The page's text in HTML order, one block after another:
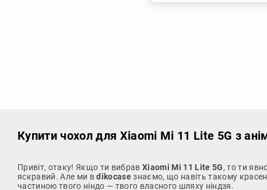
Купити чохол для Xiaomi Mi 11 Lite 5G з
Привіт, отаку! Якщо ти вибрав Xiaomi Mi 11 Lite 5G, то ти
яскравий. Але ми вdikocaseзнаємо, що навіть такому
частиною твого ніндо — твого власного шляху ніндзя.